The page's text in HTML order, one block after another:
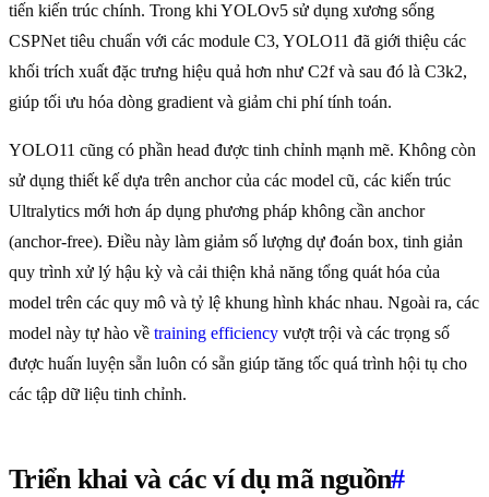
tiến kiến trúc chính. Trong khi YOLOv5 sử dụng xương sống
CSPNet tiêu chuẩn với các module C3, YOLO11 đã giới thiệu các
khối trích xuất đặc trưng hiệu quả hơn như C2f và sau đó là C3k2,
giúp tối ưu hóa dòng gradient và giảm chi phí tính toán.
YOLO11 cũng có phần head được tinh chỉnh mạnh mẽ. Không còn
sử dụng thiết kế dựa trên anchor của các model cũ, các kiến trúc
Ultralytics mới hơn áp dụng phương pháp không cần anchor
(anchor-free). Điều này làm giảm số lượng dự đoán box, tinh giản
quy trình xử lý hậu kỳ và cải thiện khả năng tổng quát hóa của
model trên các quy mô và tỷ lệ khung hình khác nhau. Ngoài ra, các
model này tự hào về training efficiency vượt trội và các trọng số
được huấn luyện sẵn luôn có sẵn giúp tăng tốc quá trình hội tụ cho
các tập dữ liệu tinh chỉnh.
Triển khai và các ví dụ mã nguồn#